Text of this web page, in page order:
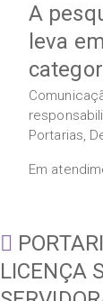
A
leva
Portarias,
Em
LICENÇA